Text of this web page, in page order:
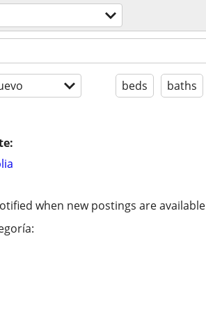
beds baths
when new postings are available